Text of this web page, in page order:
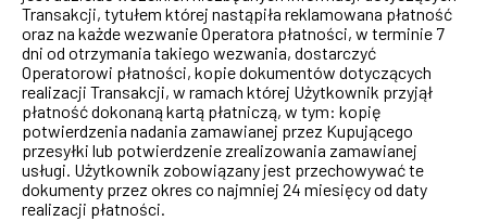
Transakcji, tytułem której nastąpiła reklamowana płatność
oraz na każde wezwanie Operatora płatności, w terminie 7
dni od otrzymania takiego wezwania, dostarczyć
Operatorowi płatności, kopie dokumentów dotyczących
realizacji Transakcji, w ramach której Użytkownik przyjął
płatność dokonaną kartą płatniczą, w tym: kopię
potwierdzenia nadania zamawianej przez Kupującego
przesyłki lub potwierdzenie zrealizowania zamawianej
usługi. Użytkownik zobowiązany jest przechowywać te
dokumenty przez okres co najmniej 24 miesięcy od daty
realizacji płatności.